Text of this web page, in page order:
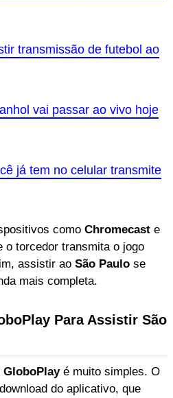
transmissão de futebol ao
vai passar ao vivo hoje
já tem no celular transmite
como Chromecast e
o torcedor transmita o jogo
assistir ao São Paulo se
mais completa.
Para Assistir São
GloboPlayé muito simples. O
do aplicativo, que